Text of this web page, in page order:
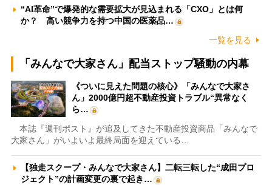
“AI革命”で爆発的な需要拡大が見込まれる「CXO」とは何
か？ 高い競争力を持つ中国の医薬品…
一覧を見る
「みんなで大家さん」配当ストップ騒動の内幕
《ついに見えた問題の核心》「みんなで大家さ
ん」2000億円超不動産投資トラブル“異常なく
ら…
本誌『週刊ポスト』が追及してきた不動産投資商品「みんなで
大家さん」がいよいよ最終局面を迎えている…
【独走スクープ・みんなで大家さん】二転三転した“成田プロ
ジェクト”の計画変更の裏で起き…